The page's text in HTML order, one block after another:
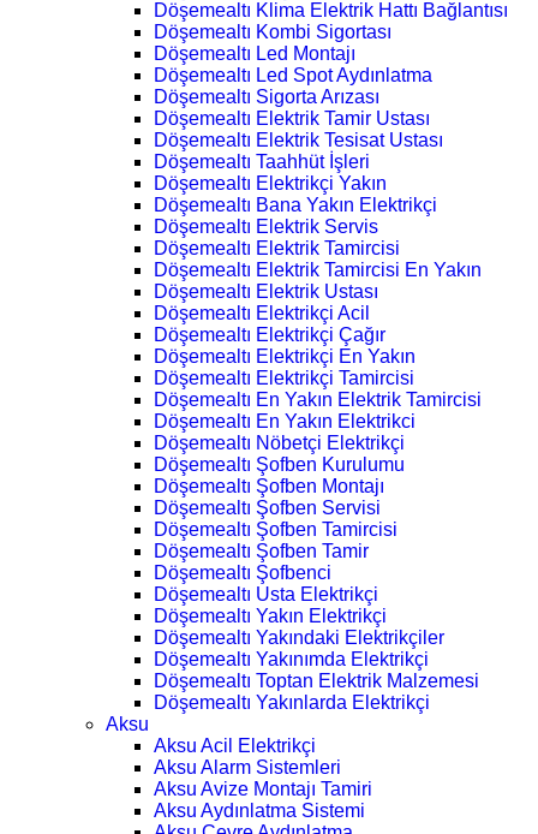
Döşemealtı Klima Elektrik Hattı Bağlantısı
Döşemealtı Kombi Sigortası
Döşemealtı Led Montajı
Döşemealtı Led Spot Aydınlatma
Döşemealtı Sigorta Arızası
Döşemealtı Elektrik Tamir Ustası
Döşemealtı Elektrik Tesisat Ustası
Döşemealtı Taahhüt İşleri
Döşemealtı Elektrikçi Yakın
Döşemealtı Bana Yakın Elektrikçi
Döşemealtı Elektrik Servis
Döşemealtı Elektrik Tamircisi
Döşemealtı Elektrik Tamircisi En Yakın
Döşemealtı Elektrik Ustası
Döşemealtı Elektrikçi Acil
Döşemealtı Elektrikçi Çağır
Döşemealtı Elektrikçi En Yakın
Döşemealtı Elektrikçi Tamircisi
Döşemealtı En Yakın Elektrik Tamircisi
Döşemealtı En Yakın Elektrikci
Döşemealtı Nöbetçi Elektrikçi
Döşemealtı Şofben Kurulumu
Döşemealtı Şofben Montajı
Döşemealtı Şofben Servisi
Döşemealtı Şofben Tamircisi
Döşemealtı Şofben Tamir
Döşemealtı Şofbenci
Döşemealtı Usta Elektrikçi
Döşemealtı Yakın Elektrikçi
Döşemealtı Yakındaki Elektrikçiler
Döşemealtı Yakınımda Elektrikçi
Döşemealtı Toptan Elektrik Malzemesi
Döşemealtı Yakınlarda Elektrikçi
Aksu
Aksu Acil Elektrikçi
Aksu Alarm Sistemleri
Aksu Avize Montajı Tamiri
Aksu Aydınlatma Sistemi